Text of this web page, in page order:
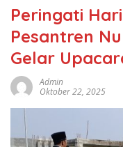
Peringati
Pesantren
Gelar
Admin
Oktober 22, 2025